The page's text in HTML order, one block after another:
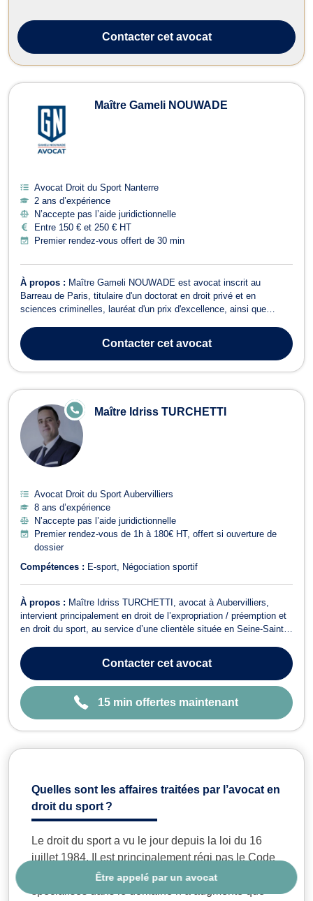
Être appelé par un avocat
Contactercet avocat
Maître Gameli NOUWADE
Avocat Droit du Sport Nanterre
2 ans d’expérience
N’accepte pas l’aide juridictionnelle
Entre 150 € et 250 € HT
Premier rendez-vous offert de 30 min
À propos : Maître Gameli NOUWADE est avocat inscrit au
Barreau de Paris, titulaire d'un doctorat en droit privé et en
sciences criminelles, lauréat d'un prix d'excellence, ainsi que
auprès des particuliers que des entreprises. Son champ d'expertise
couvre principa...
Contactercet avocat
Maître Idriss TURCHETTI
E
N
N
E
Avocat Droit du Sport Aubervilliers
8 ans d’expérience
N’accepte pas l’aide juridictionnelle
Premier rendez-vous de 1h à 180€ HT, offert si ouverture de
dossier
Compétences : E-sport Négociation sportif
À propos : Maître Idriss TURCHETTI, avocat à Aubervilliers,
intervient principalement en droit de l’expropriation / préemption et
en droit du sport, au service d’une clientèle située en Seine-Saint-
droit de l’expropriation, Maître Idriss TURCHETTI accompagne
exclusive...
Contactercet avocat
15 min offertes maintenant
Quelles sont les affaires traitées par l’avocat en
droit du sport?
Le droit du sport a vu le jour depuis la loi du 16
juillet 1984. Il est principalement régi pas le Code
du sport. Cependant, le nombre d’avocats